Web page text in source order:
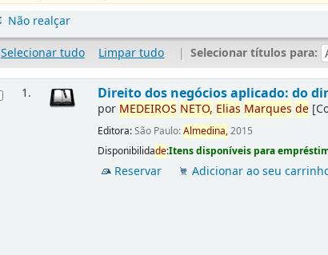
Não realçar
Selecionar tudo
Limpar tudo | Selecionar títulos para:
1. Direito dos negócios aplicado: do
por MEDEIROS NETO, Elias Marques de
Editora:São Paulo:Almedina,2015
Disponibilidade:Itens disponíveis para
Reservar Adicionar ao seu